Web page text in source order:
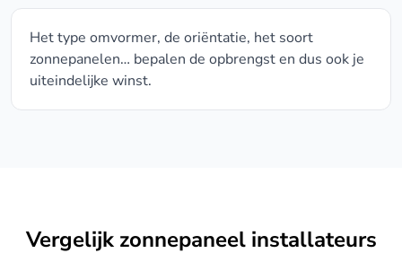
Het type omvormer, de oriëntatie, het soort
zonnepanelen… bepalen de opbrengst en dus ook je
uiteindelijke winst.
Vergelijk zonnepaneel installateurs